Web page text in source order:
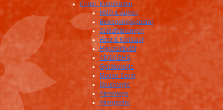
Chron. Krankheiten
HNO & Augen
Bewegungsapparat
Schlafstörungen
Herz & Kreislauf
Hyperaktivität
ADS/ADHS
Gynäkologie
Magen-Darm
Neurologie
Atemwege
Allergische